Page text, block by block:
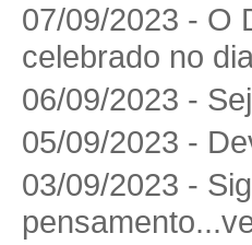
07/09/2023 - O
celebrado no
06/09/2023 -
05/09/2023 -
03/09/2023 -